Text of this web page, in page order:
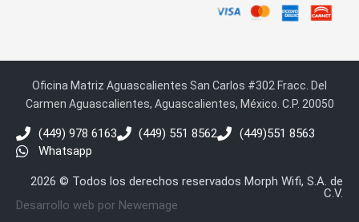
Oficina Matriz Aguascalientes San Carlos #302 Fracc. Del
Carmen Aguascalientes, Aguascalientes, México. C.P. 20050
(449) 978 6163 (449) 551 8562
(449)551 8563
Whatsapp
2026 © Todos los derechos reservados Morph Wifi, S.A. de
C.V.
Desarrollo web por Newemage